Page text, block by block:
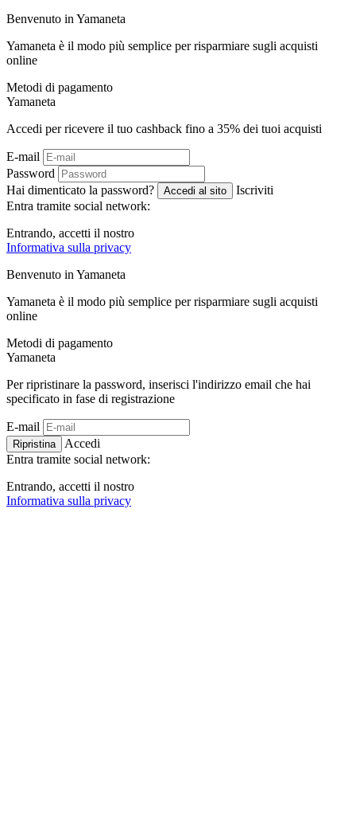
Benvenuto in Yamaneta
Yamaneta è il modo più semplice per risparmiare sugli acquisti
online
Metodi di pagamento
Yamaneta
Accedi per ricevere il tuo cashback fino a 35% dei tuoi acquisti
E-mail
Password
Hai dimenticato la password?
Accedi al sito
Iscriviti
Entra tramite social network:
Entrando, accetti il ​​nostro
Informativa sulla privacy
Benvenuto in Yamaneta
Yamaneta è il modo più semplice per risparmiare sugli acquisti
online
Metodi di pagamento
Yamaneta
Per ripristinare la password, inserisci l'indirizzo email che hai
specificato in fase di registrazione
E-mail
Ripristina
Accedi
Entra tramite social network:
Entrando, accetti il ​​nostro
Informativa sulla privacy